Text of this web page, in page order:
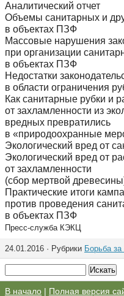
Аналитический отчет
Объемы санитарных и
в объектах ПЗФ
Массовые нарушения
при организации
в объектах ПЗФ
Недостатки
в области ограничения
Как санитарные рубки и
от захламленности из
вредных превратились
в «природоохранные
Экологический вред от
Экологический вред от
от захламленности
(сбор мертвой
Практические итоги
против проведения
в объектах ПЗФ
Пресс-служба КЭКЦ
24.01.2016 · Рубрики Борьба за
В начало | Полная версия